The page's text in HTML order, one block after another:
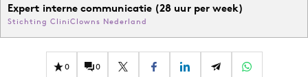
Expert interne communicatie (28 uur per week)
Stichting CliniClowns Nederland
0 0